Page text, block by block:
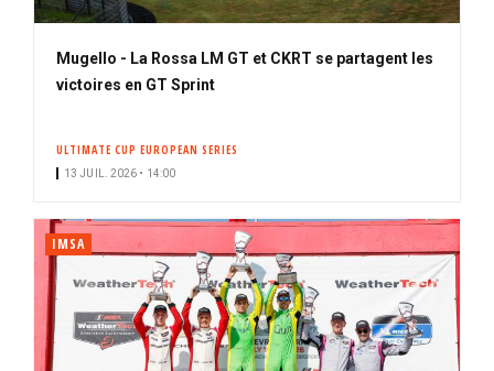
Mugello - La Rossa LM GT et CKRT se partagent les
victoires en GT Sprint
ULTIMATE CUP EUROPEAN SERIES
13 JUIL. 2026 • 14:00
IMSA